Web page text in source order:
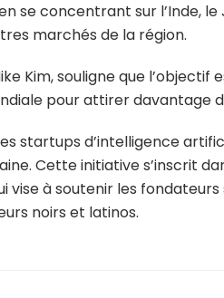
se concentrant sur l’Inde,
marchés de la région.
Kim, souligne que
pour attirer davantage
startups d’intelligence
Cette initiative s’inscrit
vise à soutenir les
noirs et latinos.